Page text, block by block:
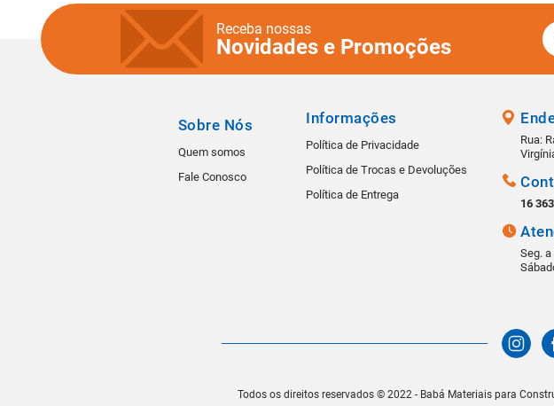
Receba nossas
Novidades e Promoções
Sobre Nós
Quem somos
Fale Conosco
Informações
Política de Privacidade
Política de Trocas e Devoluções
Política de Entrega
Rua:
16
Seg.
Todos os direitos reservados © 2022 - Babá Materiais para